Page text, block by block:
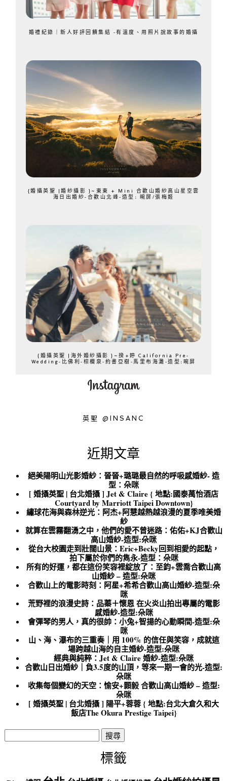
婚禮紀錄｜新人好評回饋集結 -有溫度、用照片說故事的婚攝
{婚攝英聖 |婚紗攝影 }~東東 + Mini 合歡山婚紗高山星空雲
海日出婚紗-合歡山北峰-造型: 晼屏/張梅姬
{婚攝英聖 |海外婚紗攝影 }~揆+婷 California Pre-
Wedding-比佛利-棕櫚泉-約書亞樹-馬里布海灘-造型:晼屏
英聖 @INSANC
近期文章
絕美陽明山光影婚紗：晉晉+璐璐最自然的呼吸感婚紗- 造
型：朵咪
[ 婚攝英聖 | 台北婚攝 ] Jet & Claire { 地點:國泰萬怡酒店
Courtyard by Marriott Taipei Downtown}
繡球花海與森林逆光：阿杰+阿慧越熱越浪漫的夏季唯美婚
紗
就算在雲霧翻湧之中，他們的愛不曾迷路：佑佑+KJ合歡山
高山婚紗-造型:朵咪
從台大校園走到壯闊山景：Eric+Becky回到相愛的起點，
拍下屬於你們的雋永-造型：朵咪
所有的好運，都在這份笑容裡綻放了：至鈞+雲喬合歡山高
山婚紗 – 造型:朵咪
合歡山上的電影時刻：阿星+希希合歡山高山婚紗-造型:朵
咪
荒野裡的浪漫史詩：品蓁＋懷恩 在火炎山拍出專屬的電影
感婚紗-造型:朵咪
會彈琴的男人，真的很帥：小兔+智揚的心動瞬間-造型:朵
咪
山、海、瀑布的三重奏｜用 100% 的信任與笑容，成就這
場跨越山海的自主婚紗-造型:朵咪
經典與純粹：Jet & Claire 婚紗-造型:朵咪
合歡山日出婚紗｜負3.5度的山頂，等來一期一會的光-造型:
朵咪
收集每個變幻的天空：愉安+顥毅 合歡山高山婚紗 – 造型:
朵咪
[ 婚攝英聖 | 台北婚攝 ] 陽平+蓉蓉 { 地點:台北大倉久和大
飯店The Okura Prestige Taipei}
搜
尋
標籤